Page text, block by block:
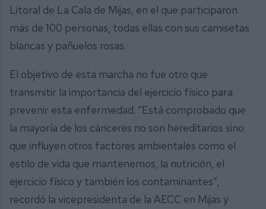
Litoral de La Cala de Mijas, en el que participaron
más de 100 personas, todas ellas con sus camisetas
blancas y pañuelos rosas.
El objetivo de esta marcha no fue otro que
transmitir la importancia del ejercicio físico para
prevenir esta enfermedad. “Está comprobado que
la mayoría de los cánceres no son hereditarios sino
que influyen otros factores ambientales como el
estilo de vida que mantenemos, la nutrición, el
ejercicio físico y también los contaminantes”,
recordó la vicepresidenta de la AECC en Mijas y